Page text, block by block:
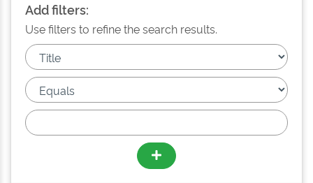
Add filters:
Use filters to refine the search results.